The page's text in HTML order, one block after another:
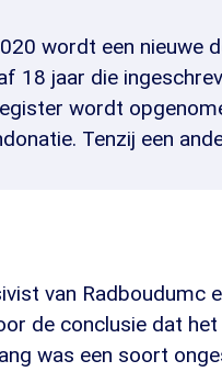
wordt een nieuwe
18 jaar die
wordt
Tenzij een
van Radboudumc
de conclusie dat
was een soort